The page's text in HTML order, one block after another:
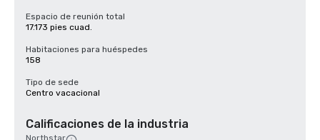
Espacio de reunión total
17.173 pies cuad.
Habitaciones para huéspedes
158
Tipo de sede
Centro vacacional
Calificaciones de la industria
Northstar